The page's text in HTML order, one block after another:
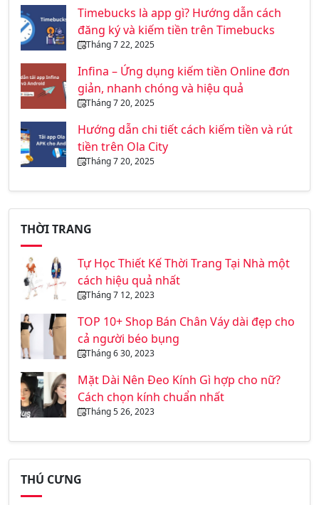
Timebucks là app gì? Hướng dẫn cách
đăng ký và kiếm tiền trên Timebucks
Tháng 7 22, 2025
Infina – Ứng dụng kiếm tiền Online đơn
giản, nhanh chóng và hiệu quả
Tháng 7 20, 2025
Hướng dẫn chi tiết cách kiếm tiền và rút
tiền trên Ola City
Tháng 7 20, 2025
THỜI TRANG
Tự Học Thiết Kế Thời Trang Tại Nhà một
cách hiệu quả nhất
Tháng 7 12, 2023
TOP 10+ Shop Bán Chân Váy dài đẹp cho
cả người béo bụng
Tháng 6 30, 2023
Mặt Dài Nên Đeo Kính Gì hợp cho nữ?
Cách chọn kính chuẩn nhất
Tháng 5 26, 2023
THÚ CƯNG